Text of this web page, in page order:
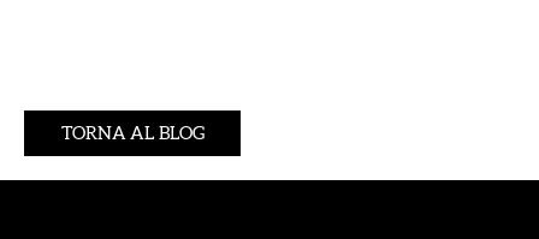
TORNA AL BLOG